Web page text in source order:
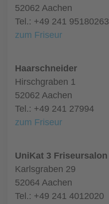
52062 Aachen
Tel.: +49 241 95180263
zum Friseur
Haarschneider
Hirschgraben 1
52062 Aachen
Tel.: +49 241 27994
zum Friseur
UniKat 3 Friseursalon
Karlsgraben 29
52064 Aachen
Tel.: +49 241 4012020